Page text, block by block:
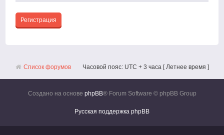
Регистрация
Список форумов Часовой пояс: UTC + 3 часа [ Летнее время ]
Создано на основе phpBB® Forum Software © phpBB Group
Русская поддержка phpBB